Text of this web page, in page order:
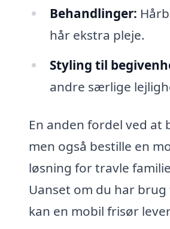
Behandlinger:
hår ekstra pleje.
Styling til
andre særlige
En anden fordel ved at
men også bestille en
løsning for travle
Uanset om du har
kan en mobil frisør